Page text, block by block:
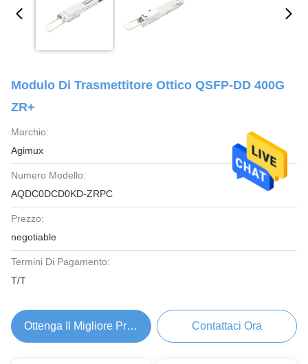
Modulo Di Trasmettitore Ottico QSFP-DD 400G
ZR+
Marchio:
Agimux
Numero Modello:
AQDC0DCD0KD-ZRPC
Prezzo:
negotiable
Termini Di Pagamento:
T/T
Ottenga Il Migliore Prezzo Contattaci Ora